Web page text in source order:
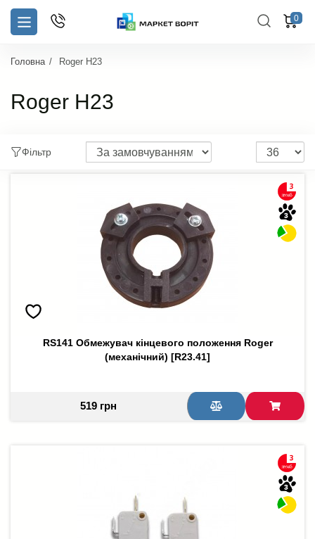
0
Головна Roger H23
Roger H23
Фільтр
RS141 Обмежувач кінцевого положення Roger
(механічний) [R23.41]
519 грн